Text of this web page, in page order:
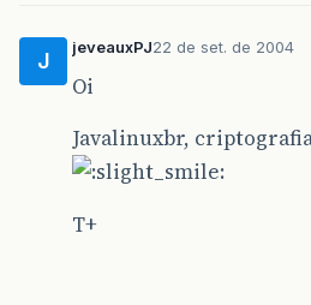
J
jeveauxPJ22 de set. de 2004
Oi
Javalinuxbr,
T+